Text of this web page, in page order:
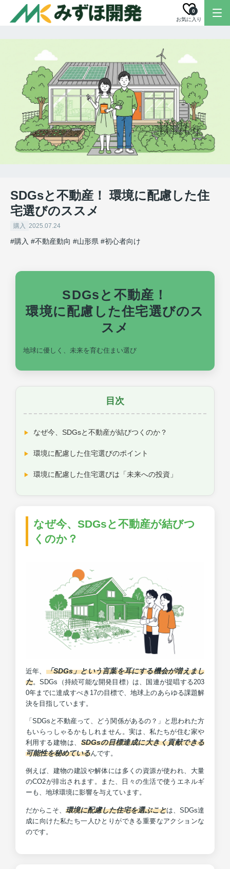
お気に入り
0
SDGsと不動産！ 環境に配慮した住
宅選びのススメ
購入 2025.07.24
#購入 #不動産動向 #山形県 #初心者向け
SDGsと不動産！
環境に配慮した住宅選びのス
スメ
地球に優しく、未来を育む住まい選び
目次
なぜ今、SDGsと不動産が結びつくのか？
環境に配慮した住宅選びのポイント
環境に配慮した住宅選びは「未来への投資」
なぜ今、SDGsと不動産が結びつ
くのか？
近年、 「SDGs」という言葉を耳にする機会が増えまし
た。SDGs（持続可能な開発目標）は、国連が提唱する203
0年までに達成すべき17の目標で、地球上のあらゆる課題解
決を目指しています。
「SDGsと不動産って、どう関係があるの？」と思われた方
もいらっしゃるかもしれません。実は、私たちが住む家や
利用する建物は、 SDGsの目標達成に大きく貢献できる
可能性を秘めているんです。
例えば、建物の建設や解体には多くの資源が使われ、大量
のCO2が排出されます。また、日々の生活で使うエネルギ
ーも、地球環境に影響を与えています。
だからこそ、 環境に配慮した住宅を選ぶことは、SDGs達
成に向けた私たち一人ひとりができる重要なアクションな
のです。